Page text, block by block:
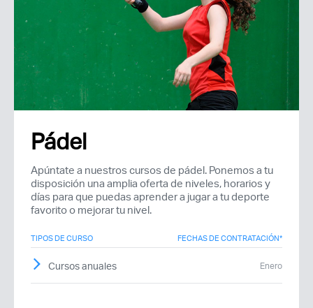
Acceso socios
Recuerda mis claves
¿Ya eres socio pero no
estas registrado?
Pádel
Apúntate a nuestros cursos de pádel. Ponemos a tu
disposición una amplia oferta de niveles, horarios y
días para que puedas aprender a jugar a tu deporte
favorito o mejorar tu nivel.
TIPOS DE CURSO FECHAS DE CONTRATACIÓN*
Cursos anuales Enero